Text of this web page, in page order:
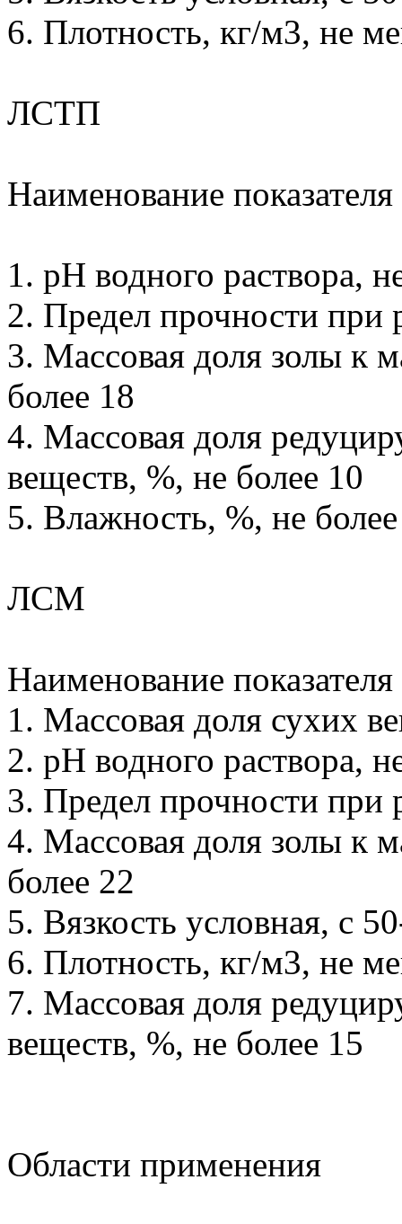
6. Плотность, кг/м3, не
ЛСТП
Наименование показателя
1. рН водного раствора,
2. Предел прочности при
3. Массовая доля золы к
более 18
4. Массовая доля
веществ, %, не более 10
5. Влажность, %, не
ЛСМ
Наименование показателя
1. Массовая доля сухих
2. рН водного раствора,
3. Предел прочности при
4. Массовая доля золы к
более 22
5. Вязкость условная, с
6. Плотность, кг/м3, не
7. Массовая доля
веществ, %, не более 15
Области применения